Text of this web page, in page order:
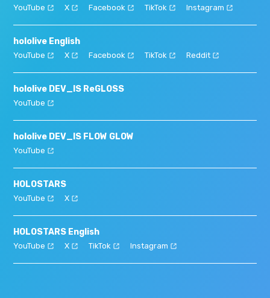
YouTube X Facebook TikTok Instagram
hololive English
YouTube X Facebook TikTok Reddit
hololive DEV_IS ReGLOSS
YouTube
hololive DEV_IS FLOW GLOW
YouTube
HOLOSTARS
YouTube X
HOLOSTARS English
YouTube X TikTok Instagram